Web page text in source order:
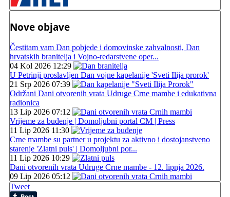
Nove objave
Čestitam vam Dan pobjede i domovinske zahvalnosti, Dan
hrvatskih branitelja i Vojno-redarstvene oper...
04 Kol 2026 12:29
U Petrinji proslavljen Dan vojne kapelanije 'Sveti Ilija prorok'
21 Srp 2026 07:39
Održani Dani otvorenih vrata Udruge Crne mambe i edukativna
radionica
13 Lip 2026 07:12
Vrijeme za buđenje | Domoljubni portal CM | Press
11 Lip 2026 11:30
Crne mambe su partner u projektu za aktivno i dostojanstveno
starenje 'Zlatni puls' | Domoljubni por...
11 Lip 2026 10:29
Dani otvorenih vrata Udruge Crne mambe - 12. lipnja 2026.
09 Lip 2026 05:12
Tweet